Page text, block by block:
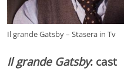
Il grande Gatsby – Stasera in Tv
Il grande Gatsby: cast